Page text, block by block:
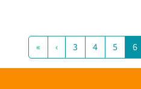
« ‹ 3 4 5 6